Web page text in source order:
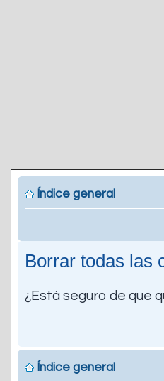
Índice general
Borrar todas las
¿Está seguro de que
Índice general